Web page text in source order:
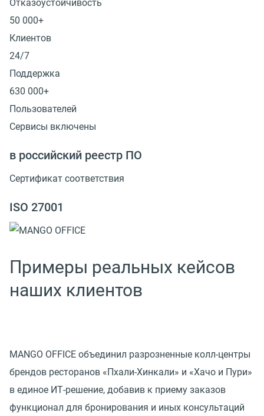
Отказоустойчивость
50 000+
Клиентов
24/7
Поддержка
630 000+
Пользователей
Сервисы включены
в российский реестр ПО
Сертификат соответствия
ISO 27001
Примеры реальных кейсов
наших клиентов
MANGO OFFICE объединил разрозненные колл-центры
брендов ресторанов «Пхали-Хинкали» и «Хачо и Пури»
в единое ИТ-решение, добавив к приему заказов
функционал для бронирования и иных консультаций